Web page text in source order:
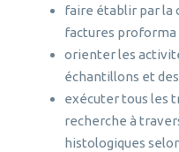
faire établir par la
factures proforma
orienter les
échantillons et
exécuter tous les
recherche à
histologiques